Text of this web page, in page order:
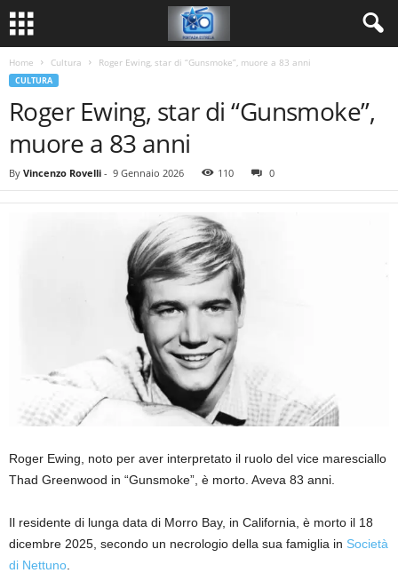
Home Cultura Roger Ewing, star di “Gunsmoke”, muore a 83 anni
CULTURA
Roger Ewing, star di “Gunsmoke”,
muore a 83 anni
By Vincenzo Rovelli - 9 Gennaio 2026 110 0
Roger Ewing, noto per aver interpretato il ruolo del vice maresciallo
Thad Greenwood in “Gunsmoke”, è morto. Aveva 83 anni.
Il residente di lunga data di Morro Bay, in California, è morto il 18
dicembre 2025, secondo un necrologio della sua famiglia in Società
di Nettuno